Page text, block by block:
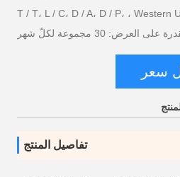
على العرض: 30 مجموعة لكلّ شهر
سعر
تفاصيل المنتج